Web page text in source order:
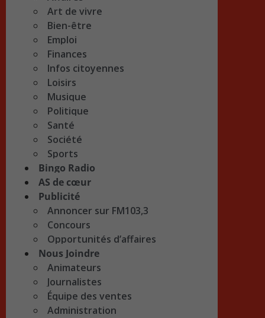
Art de vivre
Bien-être
Emploi
Finances
Infos citoyennes
Loisirs
Musique
Politique
Santé
Société
Sports
Bingo Radio
AS de cœur
Publicité
Annoncer sur FM103,3
Concours
Opportunités d’affaires
Nous Joindre
Animateurs
Journalistes
Équipe des ventes
Administration